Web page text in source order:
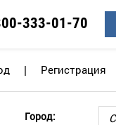
333-01-70
| Регистрация
Город: